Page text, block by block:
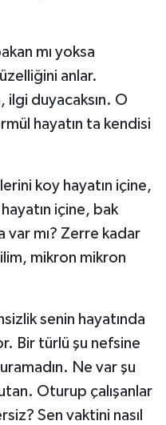
mı yoksa
anlar.
ilgi duyacaksın. O
hayatın ta kendisi
koy hayatın içine,
içine, bak
var mı? Zerre kadar
mikron mikron
senin hayatında
Bir türlü şu nefsine
Ne var şu
Oturup çalışanlar
Sen vaktini nasıl